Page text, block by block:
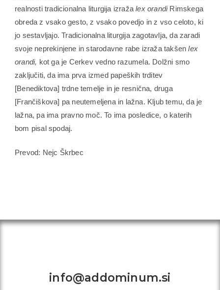
realnosti tradicionalna liturgija izražalex orandiRimskega
obreda z vsako gesto, z vsako povedjo in z vso celoto, ki
jo sestavljajo. Tradicionalna liturgija zagotavlja, da zaradi
svoje neprekinjene in starodavne rabe izraža takšenlex
orandi, kot ga je Cerkev vedno razumela. Dolžni smo
zaključiti, da ima prva izmed papeških trditev
[Benediktova] trdne temelje in je resnična, druga
[Frančiškova] pa neutemeljena in lažna. Kljub temu, da je
lažna, pa ima pravno moč. To ima posledice, o katerih
bom pisal spodaj.
Prevod: Nejc Škrbec
info@addominum.si